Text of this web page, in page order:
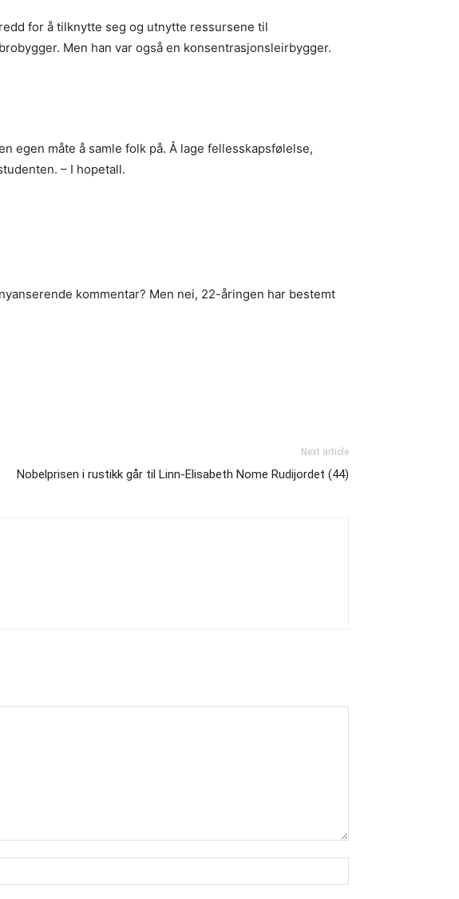
for å tilknytte seg og utnytte ressursene til
Men han var også en konsentrasjonsleirbygger.
egen måte å samle folk på. Å lage fellesskapsfølelse,
– I hopetall.
kommentar? Men nei, 22-åringen har bestemt
Next article
Nobelprisen i rustikk går til Linn-Elisabeth Nome Rudijordet (44)